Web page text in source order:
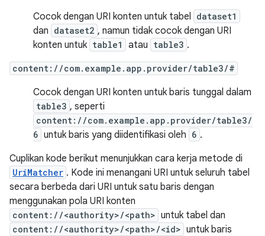
Cocok dengan URI konten untuk tabel dataset1
dan dataset2 , namun tidak cocok dengan URI
konten untuk table1 atau table3 .
content://com.example.app.provider/table3/#
Cocok dengan URI konten untuk baris tunggal dalam
table3 , seperti
content://com.example.app.provider/table3/
6 untuk baris yang diidentifikasi oleh 6 .
Cuplikan kode berikut menunjukkan cara kerja metode di
UriMatcher . Kode ini menangani URI untuk seluruh tabel
secara berbeda dari URI untuk satu baris dengan
menggunakan pola URI konten
content://<authority>/<path> untuk tabel dan
content://<authority>/<path>/<id> untuk baris